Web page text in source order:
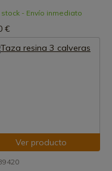
stock - Envío inmediato
€
Ver producto